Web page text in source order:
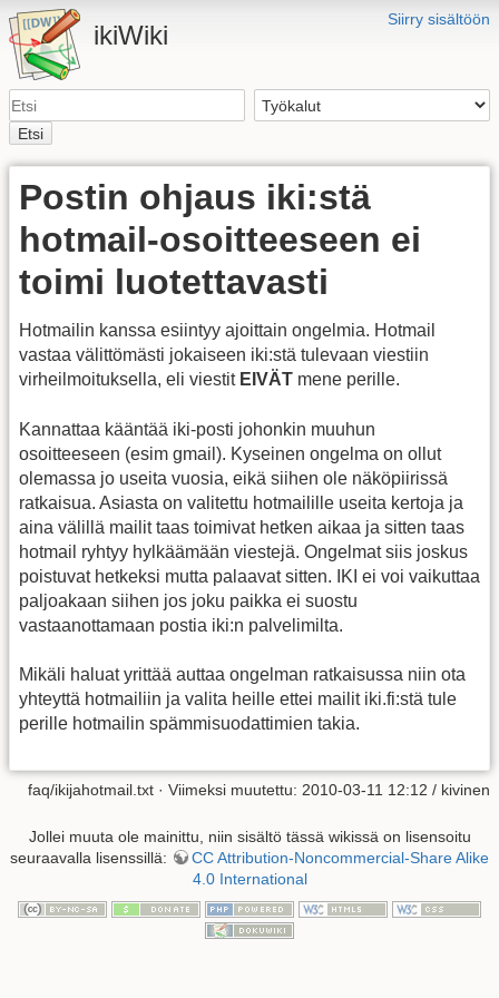
Siirry sisältöön
ikiWiki
Etsi
Postin ohjaus iki:stä
hotmail-osoitteeseen ei
toimi luotettavasti
Hotmailin kanssa esiintyy ajoittain ongelmia. Hotmail
vastaa välittömästi jokaiseen iki:stä tulevaan viestiin
virheilmoituksella, eli viestit EIVÄT mene perille.
Kannattaa kääntää iki-posti johonkin muuhun
osoitteeseen (esim gmail). Kyseinen ongelma on ollut
olemassa jo useita vuosia, eikä siihen ole näköpiirissä
ratkaisua. Asiasta on valitettu hotmailille useita kertoja ja
aina välillä mailit taas toimivat hetken aikaa ja sitten taas
hotmail ryhtyy hylkäämään viestejä. Ongelmat siis joskus
poistuvat hetkeksi mutta palaavat sitten. IKI ei voi vaikuttaa
paljoakaan siihen jos joku paikka ei suostu
vastaanottamaan postia iki:n palvelimilta.
Mikäli haluat yrittää auttaa ongelman ratkaisussa niin ota
yhteyttä hotmailiin ja valita heille ettei mailit iki.fi:stä tule
perille hotmailin spämmisuodattimien takia.
faq/ikijahotmail.txt · Viimeksi muutettu: 2010-03-11 12:12 / kivinen
Jollei muuta ole mainittu, niin sisältö tässä wikissä on lisensoitu
seuraavalla lisenssillä:
CC Attribution-Noncommercial-Share Alike
4.0 International